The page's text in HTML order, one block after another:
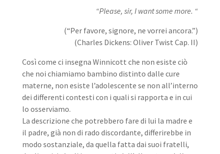
“Please, sir, I want some more. “
(“Per favore, signore, ne vorrei ancora.”)
(Charles Dickens: Oliver Twist Cap. II)
Così come ci insegna Winnicott che non esiste ciò
che noi chiamiamo bambino distinto dalle cure
materne, non esiste l’adolescente se non all’interno
dei differenti contesti con i quali si rapporta e in cui
lo osserviamo.
La descrizione che potrebbero fare di lui la madre e
il padre, già non di rado discordante, differirebbe in
modo sostanziale, da quella fatta dai suoi fratelli,